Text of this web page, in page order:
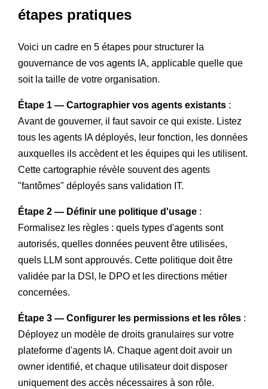
étapes pratiques
Voici un cadre en 5 étapes pour structurer la
gouvernance de vos agents IA, applicable quelle que
soit la taille de votre organisation.
Étape 1 — Cartographier vos agents existants :
Avant de gouverner, il faut savoir ce qui existe. Listez
tous les agents IA déployés, leur fonction, les données
auxquelles ils accèdent et les équipes qui les utilisent.
Cette cartographie révèle souvent des agents
"fantômes" déployés sans validation IT.
Étape 2 — Définir une politique d'usage :
Formalisez les règles : quels types d'agents sont
autorisés, quelles données peuvent être utilisées,
quels LLM sont approuvés. Cette politique doit être
validée par la DSI, le DPO et les directions métier
concernées.
Étape 3 — Configurer les permissions et les rôles :
Déployez un modèle de droits granulaires sur votre
plateforme d'agents IA. Chaque agent doit avoir un
owner identifié, et chaque utilisateur doit disposer
uniquement des accès nécessaires à son rôle.